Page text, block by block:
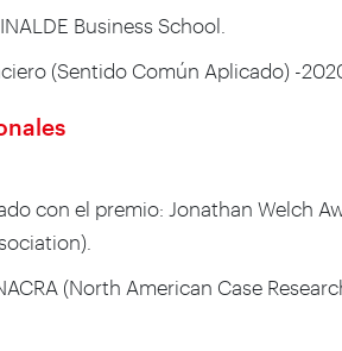
Business School.
(Sentido Común Aplicado) -
con el premio: Jonathan Welch
(North American Case